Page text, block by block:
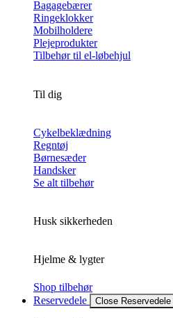
Bagagebærer
Ringeklokker
Mobilholdere
Plejeprodukter
Tilbehør til el-løbehjul
Til dig
Cykelbeklædning
Regntøj
Børnesæder
Handsker
Se alt tilbehør
Husk sikkerheden
Hjelme & lygter
Shop tilbehør
Reservedele
Close Reservedele